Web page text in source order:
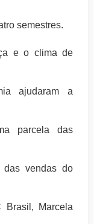
semestres.
e o clima de
ajudaram a
parcela das
das vendas do
Brasil, Marcela